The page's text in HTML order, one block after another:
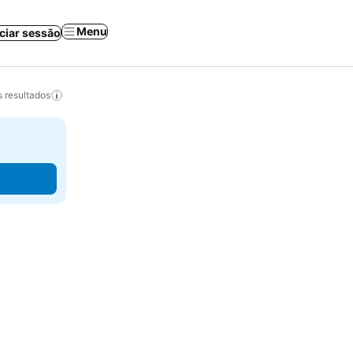
sessão Menu
resultados